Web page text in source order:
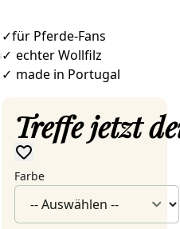
✓für Pferde-Fans
✓ echter Wollfilz
✓ made in Portugal
Treffe jetzt
Farbe